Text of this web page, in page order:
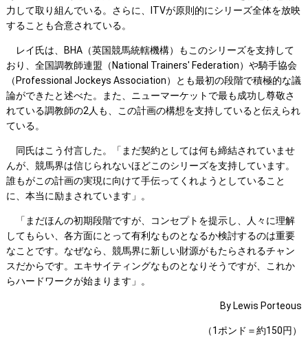
力して取り組んでいる。さらに、ITVが原則的にシリーズ全体を放映
することも合意されている。
レイ氏は、BHA（英国競馬統轄機構）もこのシリーズを支持して
おり、全国調教師連盟（National Trainers' Federation）や騎手協会
（Professional Jockeys Association）とも最初の段階で積極的な議
論ができたと述べた。また、ニューマーケットで最も成功し尊敬さ
れている調教師の2人も、この計画の構想を支持していると伝えられ
ている。
同氏はこう付言した。「まだ契約としては何も締結されていませ
んが、競馬界は信じられないほどこのシリーズを支持しています。
誰もがこの計画の実現に向けて手伝ってくれようとしていること
に、本当に励まされています」。
「まだほんの初期段階ですが、コンセプトを提示し、人々に理解
してもらい、各方面にとって有利なものとなるか検討するのは重要
なことです。なぜなら、競馬界に新しい財源がもたらされるチャン
スだからです。エキサイティングなものとなりそうですが、これか
らハードワークが始まります」。
By Lewis Porteous
（1ポンド＝約150円）